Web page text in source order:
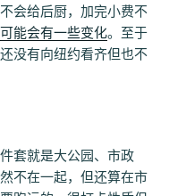
会给后厨，加完小费不
可能会有一些变化。至于
没有向纽约看齐但也不
套就是大公园、市政
不在一起，但还算在市